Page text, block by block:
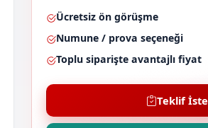
Ücretsiz ön görüşme
Numune / prova seçeneği
Toplu siparişte avantajlı fiyat
Teklif İste